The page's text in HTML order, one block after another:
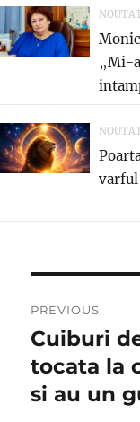
„Mi-
varful
PREVIOUS
Previous
post:
Cuiburi
tocata la
si au un